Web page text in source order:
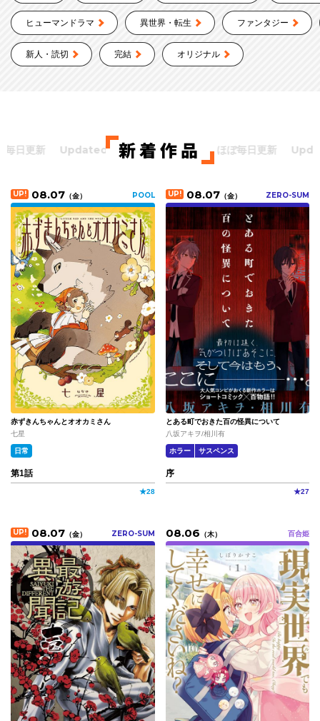
ヒューマンドラマ 異世界・転生 ファンタジー
新人・読切 完結 オリジナル
新着作品
Updated almost every day ほぼ毎日更新 Updated
UP! 08.07 （金） POOL
赤ずきんちゃんとオオカミさん
七星
日常
第1話
★28
UP! 08.07 （金） ZERO-SUM
とある町でおきた百の怪異について
八坂アキヲ/相川有
ホラー サスペンス
序
★27
UP! 08.07 （金） ZERO-SUM 08.06 （木） 百合姫